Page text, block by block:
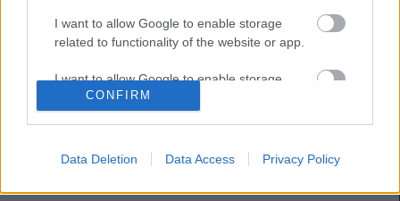
I want to allow Google to enable storage
related to functionality of the website or app.
I want to allow Google to enable storage
related to personalization.
related to security, including authentication
user protection.
CONFIRM
Data Deletion Data Access Privacy Policy
en el encuentro de cuartos de final de la Europa League
ante el Dinamo de Zagreb. En ese caso, Funes Mori y
Chukwueze, quien ha jugado con la selección nigeriana en
el parón internacional.